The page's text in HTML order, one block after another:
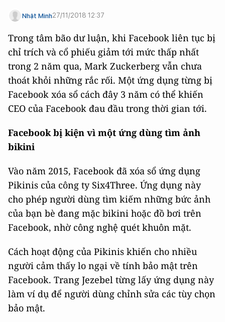
Nhật Minh27/11/2018 12:37
Trong tâm bão dư luận, khi Facebook liên tục bị
chỉ trích và cổ phiếu giảm tới mức thấp nhất
trong 2 năm qua, Mark Zuckerberg vẫn chưa
thoát khỏi những rắc rối. Một ứng dụng từng bị
Facebook xóa sổ cách đây 3 năm có thể khiến
CEO của Facebook đau đầu trong thời gian tới.
Facebook bị kiện vì một ứng dùng tìm ảnh
bikini
Vào năm 2015, Facebook đã xóa sổ ứng dụng
Pikinis của công ty Six4Three. Ứng dụng này
cho phép người dùng tìm kiếm những bức ảnh
của bạn bè đang mặc bikini hoặc đồ bơi trên
Facebook, nhờ công nghệ quét khuôn mặt.
Cách hoạt động của Pikinis khiến cho nhiều
người cảm thấy lo ngại về tính bảo mật trên
Facebook. Trang Jezebel từng lấy ứng dụng này
làm ví dụ để người dùng chỉnh sửa các tùy chọn
bảo mật.